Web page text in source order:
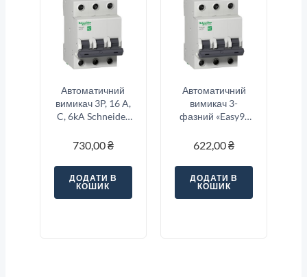
Автоматичний
вимикач 3P, 16 A,
C, 6kA Schneider
730,00₴
ДОДАТИ В
КОШИК
Автоматичний
вимикач 3-
фазний «Easy9»
«C»
622,00₴
ДОДАТИ В
КОШИК